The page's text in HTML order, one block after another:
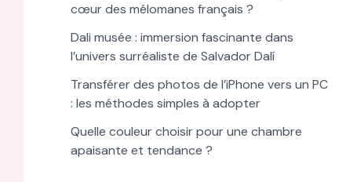
cœur des mélomanes français ?
Dali musée : immersion fascinante dans
l’univers surréaliste de Salvador Dalí
Transférer des photos de l’iPhone vers un PC
: les méthodes simples à adopter
Quelle couleur choisir pour une chambre
apaisante et tendance ?